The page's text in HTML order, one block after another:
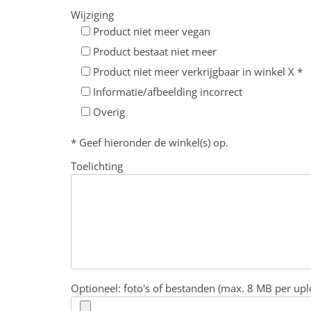
Wijziging
Product niet meer vegan
Product bestaat niet meer
Product niet meer verkrijgbaar in winkel X *
Informatie/afbeelding incorrect
Overig
* Geef hieronder de winkel(s) op.
Toelichting
Optioneel: foto's of bestanden (max. 8 MB per